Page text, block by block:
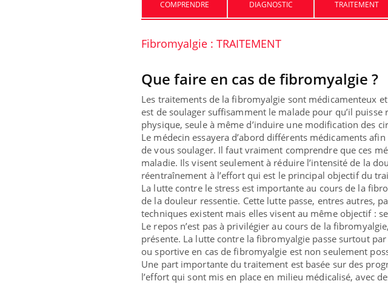
COMPRENDRE DIAGNOSTIC TRAITEMENT
Fibromyalgie : TRAITEMENT
Que faire en cas de fibromyalgie ?
Les traitements de la fibromyalgie sont médicamenteux
est de soulager suffisamment le malade pour qu’il
physique, seule à même d’induire une modification des
Le médecin essayera d’abord différents médicaments
de vous soulager. Il faut vraiment comprendre que ces
maladie. Ils visent seulement à réduire l’intensité de la
réentraînement à l’effort qui est le principal objectif du
La lutte contre le stress est importante au cours de la
de la douleur ressentie. Cette lutte passe, entres autres,
techniques existent mais elles visent au même objectif :
Le repos n’est pas à privilégier au cours de la
présente. La lutte contre la fibromyalgie passe surtout
ou sportive en cas de fibromyalgie est non seulement
Une part importante du traitement est basée sur des
l’effort qui sont mis en place en milieu médicalisé, avec
rapport s’interroge sur son
taux élevé en France
Grossesse à risque : ce jus
naturel attire l'attention
des chercheurs
Cancer
stratégie
changé la
basque